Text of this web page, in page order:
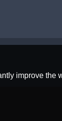
improve the